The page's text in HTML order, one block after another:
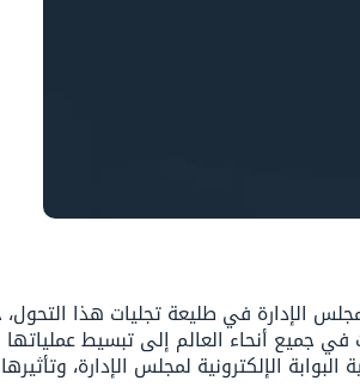
الإدارة في طليعة تجليات هذا التحول،
جميع أنحاء العالم إلى تبسيط
الإلكترونية لمجلس الإدارة،